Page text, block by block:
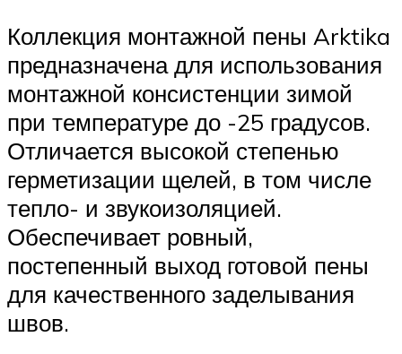
Коллекция монтажной пены Arktika
предназначена для использования
монтажной консистенции зимой
при температуре до -25 градусов.
Отличается высокой степенью
герметизации щелей, в том числе
тепло- и звукоизоляцией.
Обеспечивает ровный,
постепенный выход готовой пены
для качественного заделывания
швов.